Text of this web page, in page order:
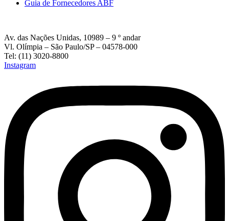
Guia de Fornecedores ABF
Av. das Nações Unidas, 10989 – 9 º andar
Vl. Olímpia – São Paulo/SP – 04578-000
Tel: (11) 3020-8800
Instagram